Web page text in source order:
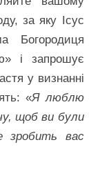
за яку Ісус
Богородиця
і запрошує
у визнанні
«Я люблю
щоб ви були
зробить вас